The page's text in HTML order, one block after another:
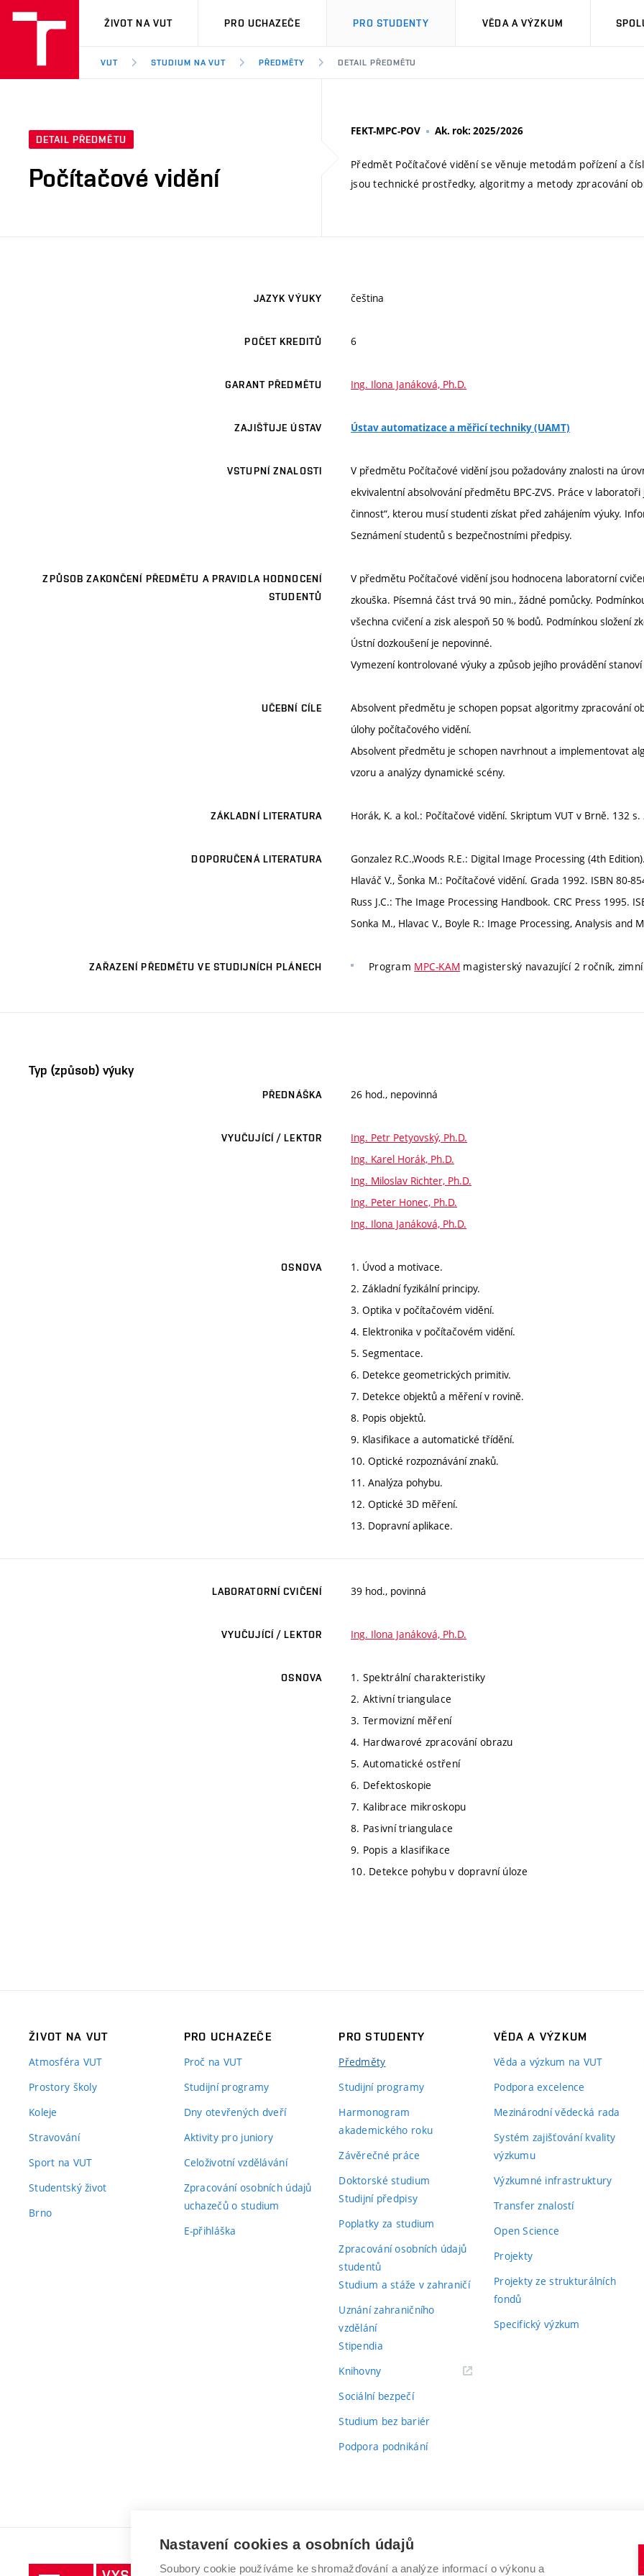
VUT
ŽIVOT NA VUT PRO UCHAZEČE PRO STUDENTY VĚDA A VÝZKUM
VUT STUDIUM NA VUT PŘEDMĚTY DETAIL PŘEDMĚTU
DETAIL PŘEDMĚTU
Počítačové vidění
FEKT-MPC-POV Ak. rok: 2025/2026
Předmět Počítačové vidění se věnuje metodám pořízení a
jsou technické prostředky, algoritmy a metody zpracování
JAZYK VÝUKY čeština
POČET KREDITŮ 6
GARANT PŘEDMĚTU Ing. Ilona Janáková, Ph.D.
ZAJIŠŤUJE ÚSTAV Ústav automatizace a měřicí techniky (UAMT)
VSTUPNÍ ZNALOSTI
V předmětu Počítačové vidění jsou požadovány znalosti na
ekvivalentní absolvování předmětu BPC-ZVS. Práce v
činnost“, kterou musí studenti získat před zahájením výuky.
Seznámení studentů s bezpečnostními předpisy.
ZPŮSOB ZAKONČENÍ PŘEDMĚTU A PRAVIDLA HODNOCENÍ
STUDENTŮ
V předmětu Počítačové vidění jsou hodnocena laboratorní
zkouška. Písemná část trvá 90 min., žádné pomůcky.
všechna cvičení a zisk alespoň 50 % bodů. Podmínkou složení
Ústní dozkoušení je nepovinné.
Vymezení kontrolované výuky a způsob jejího provádění
UČEBNÍ CÍLE
Absolvent předmětu je schopen popsat algoritmy zpracování
úlohy počítačového vidění.
Absolvent předmětu je schopen navrhnout a implementovat
vzoru a analýzy dynamické scény.
ZÁKLADNÍ LITERATURA Horák, K. a kol.: Počítačové vidění. Skriptum VUT v Brně. 132 s.
DOPORUČENÁ LITERATURA
Gonzalez R.C.,Woods R.E.: Digital Image Processing (4th
Hlaváč V., Šonka M.: Počítačové vidění. Grada 1992. ISBN 80-
Russ J.C.: The Image Processing Handbook. CRC Press 1995.
Sonka M., Hlavac V., Boyle R.: Image Processing, Analysis and
ZAŘAZENÍ PŘEDMĚTU VE STUDIJNÍCH PLÁNECH Program MPC-KAM magisterský navazující 2 ročník,
Typ (způsob) výuky
PŘEDNÁŠKA 26 hod., nepovinná
VYUČUJÍCÍ / LEKTOR
Ing. Petr Petyovský, Ph.D.
Ing. Karel Horák, Ph.D.
Ing. Miloslav Richter, Ph.D.
Ing. Peter Honec, Ph.D.
Ing. Ilona Janáková, Ph.D.
OSNOVA
1. Úvod a motivace.
2. Základní fyzikální principy.
3. Optika v počítačovém vidění.
4. Elektronika v počítačovém vidění.
5. Segmentace.
6. Detekce geometrických primitiv.
7. Detekce objektů a měření v rovině.
8. Popis objektů.
9. Klasifikace a automatické třídění.
10. Optické rozpoznávání znaků.
11. Analýza pohybu.
12. Optické 3D měření.
13. Dopravní aplikace.
LABORATORNÍ CVIČENÍ 39 hod., povinná
VYUČUJÍCÍ / LEKTOR Ing. Ilona Janáková, Ph.D.
OSNOVA
1. Spektrální charakteristiky
2. Aktivní triangulace
3. Termovizní měření
4. Hardwarové zpracování obrazu
5. Automatické ostření
6. Defektoskopie
7. Kalibrace mikroskopu
8. Pasivní triangulace
9. Popis a klasifikace
10. Detekce pohybu v dopravní úloze
ŽIVOT NA VUT
Atmosféra VUT
Prostory školy
Koleje
Stravování
Sport na VUT
Studentský život
Brno
PRO UCHAZEČE
Proč na VUT
Studijní programy
Dny otevřených dveří
Aktivity pro juniory
Celoživotní vzdělávání
Zpracování osobních údajů
uchazečů o studium
E-přihláška
PRO STUDENTY
Předměty
Studijní programy
Harmonogram
akademického roku
Závěrečné práce
Doktorské studium
Studijní předpisy
Poplatky za studium
Zpracování osobních údajů
studentů
Studium a stáže v zahraničí
Uznání zahraničního
vzdělání
Stipendia
Knihovny(externí
Sociální bezpečí
Studium bez bariér
Podpora podnikání
VĚDA A VÝZKUM
Věda a výzkum na VUT
Podpora excelence
Mezinárodní vědecká rada
Systém zajišťování kvality
výzkumu
Výzkumné infrastruktury
Transfer znalostí
Open Science
Projekty
Projekty ze strukturálních
fondů
Specifický výzkum
Vysoké
Nastavení cookies a osobních údajů
Soubory cookie používáme ke shromažďování a analýze informací o výkonu a